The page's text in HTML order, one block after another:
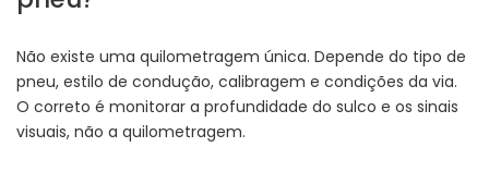
Não existe uma quilometragem única. Depende do tipo de
pneu, estilo de condução, calibragem e condições da via.
O correto é monitorar a profundidade do sulco e os sinais
visuais, não a quilometragem.